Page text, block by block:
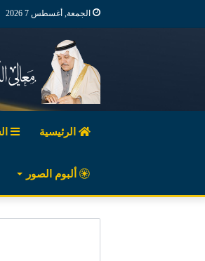
الجمعة, أغسطس 7 2026
الرئيسية
ألبوم الصور